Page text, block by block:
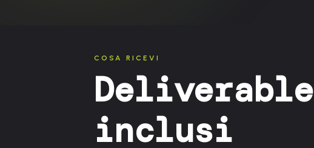
COSA RICEVI
Deliverable
inclusi